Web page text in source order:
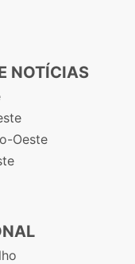
NOTÍCIAS
Oeste